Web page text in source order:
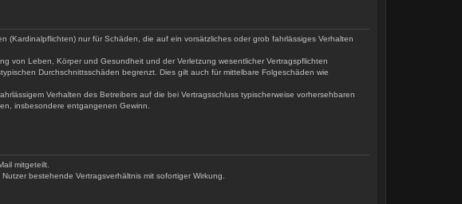
nur für Schäden, die auf ein vorsätzliches oder grob fahrlässiges Verhalten
von Leben, Körper und Gesundheit und der Verletzung wesentlicher Vertragspflichten
Durchschnittsschäden begrenzt. Dies gilt auch für mittelbare Folgeschäden wie
Verhalten des Betreibers auf die bei Vertragsschluss typischerweise vorhersehbaren
insbesondere entgangenen Gewinn.
mitgeteilt.
bestehende Vertragsverhältnis mit sofortiger Wirkung.